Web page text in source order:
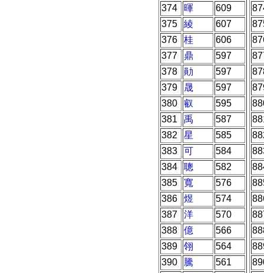
374
暉
609
375
綾
607
376
桂
606
377
鼎
597
378
勛
597
379
晟
597
380
叡
595
381
禹
587
382
星
585
383
可
584
384
聰
582
385
寬
576
386
煜
574
387
洋
570
388
億
566
389
翎
564
390
騰
561